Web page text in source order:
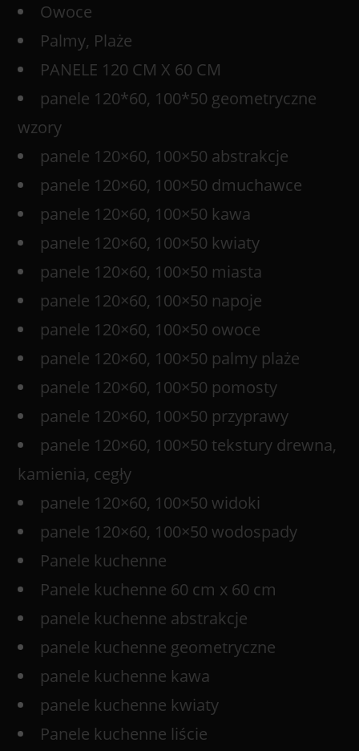
Owoce
Palmy, Plaże
PANELE 120 CM X 60 CM
panele 120*60, 100*50 geometryczne
wzory
panele 120×60, 100×50 abstrakcje
panele 120×60, 100×50 dmuchawce
panele 120×60, 100×50 kawa
panele 120×60, 100×50 kwiaty
panele 120×60, 100×50 miasta
panele 120×60, 100×50 napoje
panele 120×60, 100×50 owoce
panele 120×60, 100×50 palmy plaże
panele 120×60, 100×50 pomosty
panele 120×60, 100×50 przyprawy
panele 120×60, 100×50 tekstury drewna,
kamienia, cegły
panele 120×60, 100×50 widoki
panele 120×60, 100×50 wodospady
Panele kuchenne
Panele kuchenne 60 cm x 60 cm
panele kuchenne abstrakcje
panele kuchenne geometryczne
panele kuchenne kawa
panele kuchenne kwiaty
Panele kuchenne liście